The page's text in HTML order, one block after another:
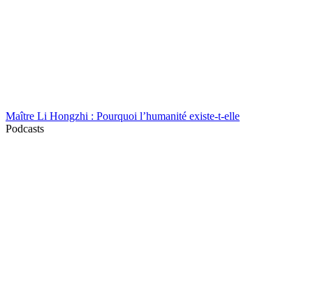
Maître Li Hongzhi : Pourquoi l’humanité existe-t-elle
Podcasts